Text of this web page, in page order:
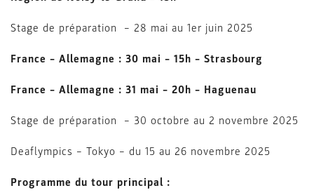
Stage de préparation – 28 mai au 1er juin 2025
France – Allemagne : 30 mai – 15h – Strasbourg
France – Allemagne : 31 mai – 20h – Haguenau
Stage de préparation – 30 octobre au 2 novembre 2025
Deaflympics – Tokyo – du 15 au 26 novembre 2025
Programme du tour principal :